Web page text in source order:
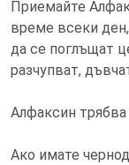
Приемайте
време всеки
да се поглъщат
разчупват,
Алфаксин
Ако имате